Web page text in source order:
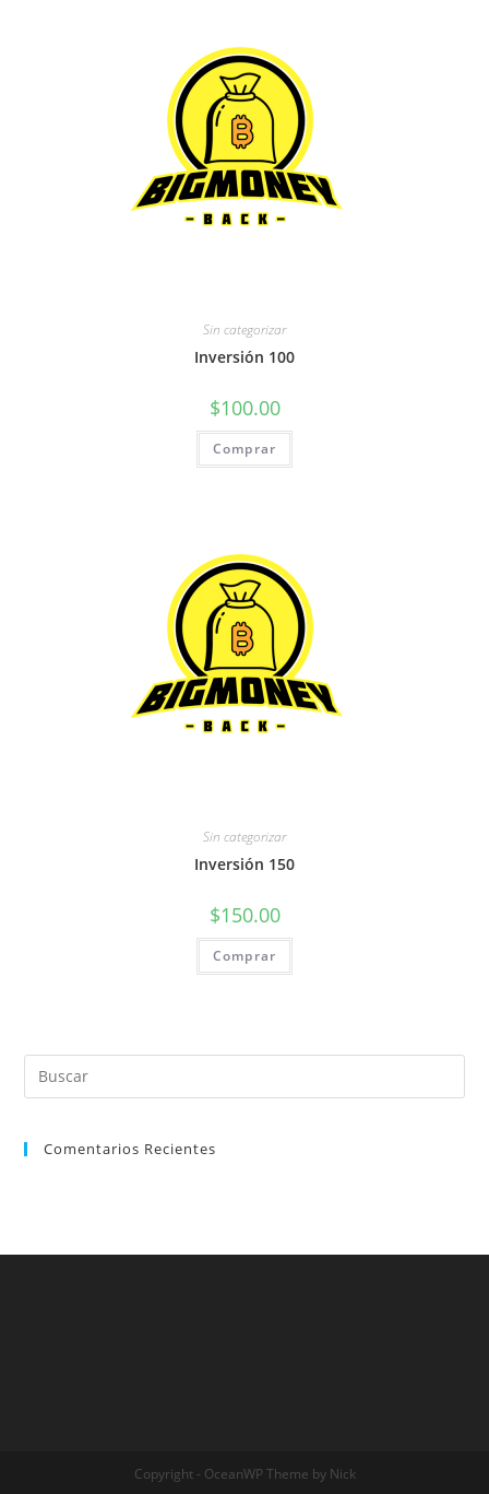
Sin categorizar
Inversión 100
$100.00
Comprar
Sin categorizar
Inversión 150
$150.00
Comprar
Buscar:
Comentarios Recientes
Copyright - OceanWP Theme by Nick